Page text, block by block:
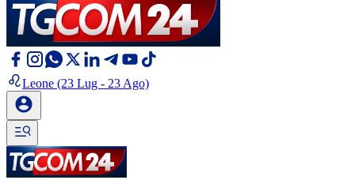
Leone (23 Lug - 23 Ago)